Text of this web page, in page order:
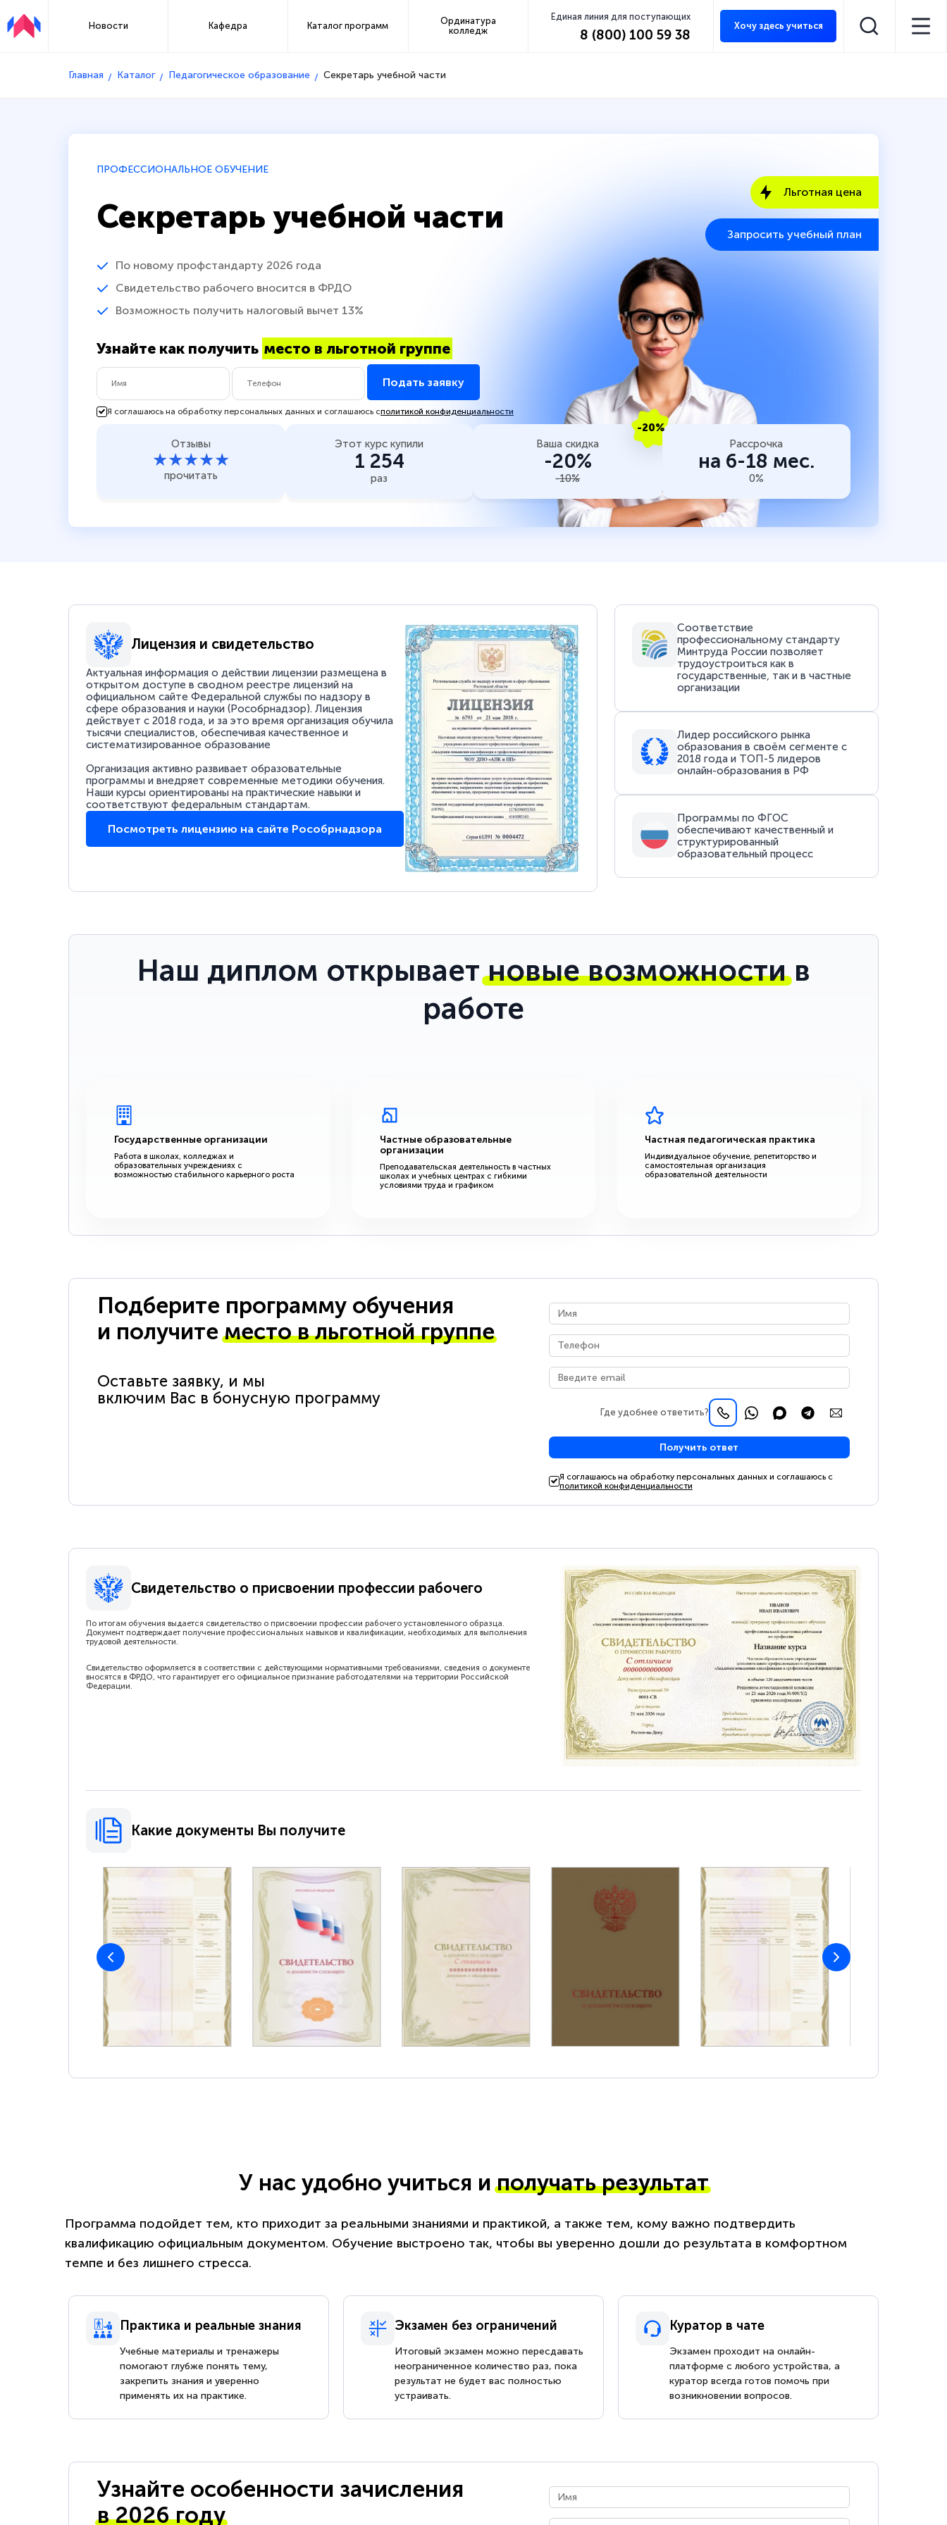
Новости Кафедра Каталог программ
Ординатура
колледж
Единая линия для поступающих
8 (800) 100 59 38
Хочу здесь учиться
Главная Каталог Педагогическое образование Секретарь учебной части
ПРОФЕССИОНАЛЬНОЕ ОБУЧЕНИЕ
Секретарь учебной части
По новому профстандарту 2026 года
Свидетельство рабочего вносится в ФРДО
Возможность получить налоговый вычет 13%
Узнайте как получить место в льготной группе
Подать заявку
Я соглашаюсь на обработку персональных данных и соглашаюсь сполитикой конфиденциальности
Льготная цена
Запросить учебный план
Отзывы
★★★★★
прочитать
Этот курс купили
1 254
раз
-20%
Ваша скидка
-20%
-10%
Рассрочка
на 6-18 мес.
0%
Лицензия и свидетельство
Актуальная информация о действии лицензии размещена в
открытом доступе в сводном реестре лицензий на
официальном сайте Федеральной службы по надзору в
сфере образования и науки (Рособрнадзор). Лицензия
действует с 2018 года, и за это время организация обучила
тысячи специалистов, обеспечивая качественное и
систематизированное образование
Организация активно развивает образовательные
программы и внедряет современные методики обучения.
Наши курсы ориентированы на практические навыки и
соответствуют федеральным стандартам.
Посмотреть лицензию на сайте Рособрнадзора
Соответствие
профессиональному стандарту
Минтруда России позволяет
трудоустроиться как в
государственные, так и в частные
организации
Лидер российского рынка
образования в своём сегменте с
2018 года и ТОП-5 лидеров
онлайн-образования в РФ
Программы по ФГОС
обеспечивают качественный и
структурированный
образовательный процесс
Наш диплом открываетновые возможностив
работе
Государственные организации
Работа в школах, колледжах и
образовательных учреждениях с
возможностью стабильного карьерного роста
Частные образовательные
организации
Преподавательская деятельность в частных
школах и учебных центрах с гибкими
условиями труда и графиком
Частная педагогическая практика
Индивидуальное обучение, репетиторство и
самостоятельная организация
образовательной деятельности
Подберите программу обучения
и получитеместо в льготной группе
Оставьте заявку, и мы
включим Вас в бонусную программу
Где удобнее ответить?
Получить ответ
Я соглашаюсь на обработку персональных данных и соглашаюсь с
политикой конфиденциальности
Свидетельство о присвоении профессии рабочего
По итогам обучения выдается свидетельство о присвоении профессии рабочего установленного образца.
Документ подтверждает получение профессиональных навыков и квалификации, необходимых для выполнения
трудовой деятельности.
Свидетельство оформляется в соответствии с действующими нормативными требованиями, сведения о документе
вносятся в ФРДО, что гарантирует его официальное признание работодателями на территории Российской
Федерации.
Какие документы Вы получите
У нас удобно учиться иполучать результат
Программа подойдет тем, кто приходит за реальными знаниями и практикой, а также тем, кому важно подтвердить
квалификацию официальным документом. Обучение выстроено так, чтобы вы уверенно дошли до результата в комфортном
темпе и без лишнего стресса.
Практика и реальные знания
Учебные материалы и тренажеры
помогают глубже понять тему,
закрепить знания и уверенно
применять их на практике.
Экзамен без ограничений
Итоговый экзамен можно пересдавать
неограниченное количество раз, пока
результат не будет вас полностью
устраивать.
Куратор в чате
Экзамен проходит на онлайн-
платформе с любого устройства, а
куратор всегда готов помочь при
возникновении вопросов.
Узнайте особенности зачисления
в 2026 году